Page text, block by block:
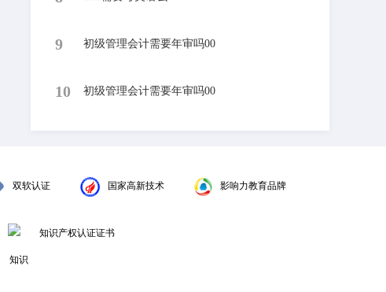
9 初级管理会计需要年审吗00
10 初级管理会计需要年审吗00
双软认证 国家高新技术 影响力教育品牌
知识产权认证证书